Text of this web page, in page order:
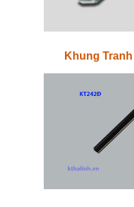
Khung